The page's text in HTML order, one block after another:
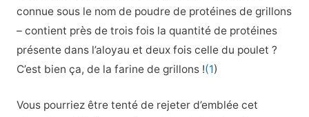
connue sous le nom de poudre de protéines de grillons
– contient près de trois fois la quantité de protéines
présente dans l’aloyau et deux fois celle du poulet ?
C’est bien ça, de la farine de grillons !(1)
Vous pourriez être tenté de rejeter d’emblée cet